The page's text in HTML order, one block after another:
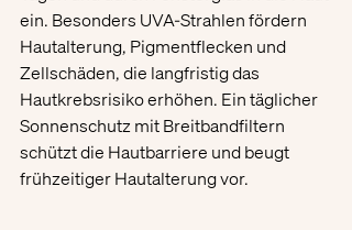
ein. Besonders UVA-Strahlen fördern
Hautalterung, Pigmentflecken und
Zellschäden, die langfristig das
Hautkrebsrisiko erhöhen. Ein täglicher
Sonnenschutz mit Breitbandfiltern
schützt die Hautbarriere und beugt
frühzeitiger Hautalterung vor.